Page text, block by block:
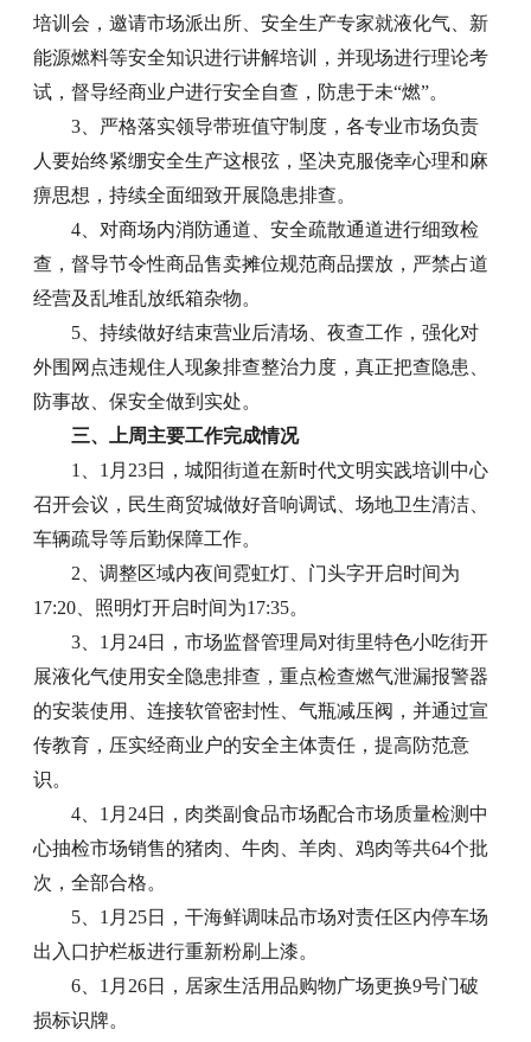
培训会，邀请市场派出所、安全生产专家就液化气、新
能源燃料等安全知识进行讲解培训，并现场进行理论考
试，督导经商业户进行安全自查，防患于未“燃”。
3、严格落实领导带班值守制度，各专业市场负责
人要始终紧绷安全生产这根弦，坚决克服侥幸心理和麻
痹思想，持续全面细致开展隐患排查。
4、对商场内消防通道、安全疏散通道进行细致检
查，督导节令性商品售卖摊位规范商品摆放，严禁占道
经营及乱堆乱放纸箱杂物。
5、持续做好结束营业后清场、夜查工作，强化对
外围网点违规住人现象排查整治力度，真正把查隐患、
防事故、保安全做到实处。
三、上周主要工作完成情况
1、1月23日，城阳街道在新时代文明实践培训中心
召开会议，民生商贸城做好音响调试、场地卫生清洁、
车辆疏导等后勤保障工作。
2、调整区域内夜间霓虹灯、门头字开启时间为
17:20、照明灯开启时间为17:35。
3、1月24日，市场监督管理局对街里特色小吃街开
展液化气使用安全隐患排查，重点检查燃气泄漏报警器
的安装使用、连接软管密封性、气瓶减压阀，并通过宣
传教育，压实经商业户的安全主体责任，提高防范意
识。
4、1月24日，肉类副食品市场配合市场质量检测中
心抽检市场销售的猪肉、牛肉、羊肉、鸡肉等共64个批
次，全部合格。
5、1月25日，干海鲜调味品市场对责任区内停车场
出入口护栏板进行重新粉刷上漆。
6、1月26日，居家生活用品购物广场更换9号门破
损标识牌。